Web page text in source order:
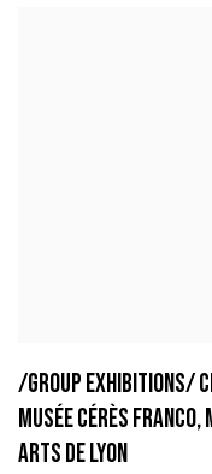
/GROUP EXHIBITIONS/
MUSÉE CÉRÈS
ARTS DE LYON